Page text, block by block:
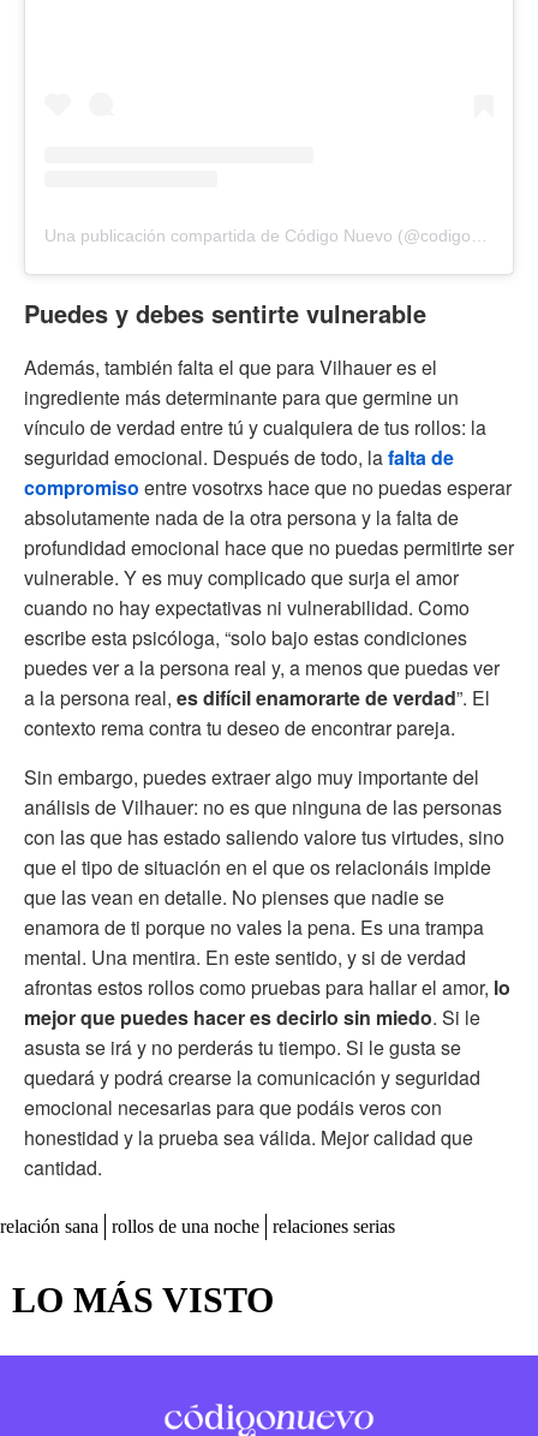
Puedes y debes sentirte vulnerable
Además, también falta el que para Vilhauer es el
ingrediente más determinante para que germine un
vínculo de verdad entre tú y cualquiera de tus rollos: la
seguridad emocional. Después de todo, lafalta de
compromiso entre vosotrxs hace que no puedas esperar
absolutamente nada de la otra persona y la falta de
profundidad emocional hace que no puedas permitirte ser
vulnerable. Y es muy complicado que surja el amor
cuando no hay expectativas ni vulnerabilidad. Como
escribe esta psicóloga, “solo bajo estas condiciones
puedes ver a la persona real y, a menos que puedas ver
a la persona real, es difícil enamorarte de verdad”. El
contexto rema contra tu deseo de encontrar pareja.
Sin embargo, puedes extraer algo muy importante del
análisis de Vilhauer: no es que ninguna de las personas
con las que has estado saliendo valore tus virtudes, sino
que el tipo de situación en el que os relacionáis impide
que las vean en detalle. No pienses que nadie se
enamora de ti porque no vales la pena. Es una trampa
mental. Una mentira. En este sentido, y si de verdad
afrontas estos rollos como pruebas para hallar el amor, lo
mejor que puedes hacer es decirlo sin miedo. Si le
asusta se irá y no perderás tu tiempo. Si le gusta se
quedará y podrá crearse la comunicación y seguridad
emocional necesarias para que podáis veros con
honestidad y la prueba sea válida. Mejor calidad que
cantidad.
relación sana rollos de una noche relaciones serias
LO MÁS VISTO